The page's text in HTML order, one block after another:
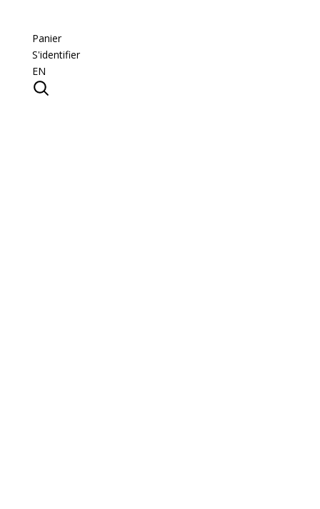
Panier
S'identifier
EN